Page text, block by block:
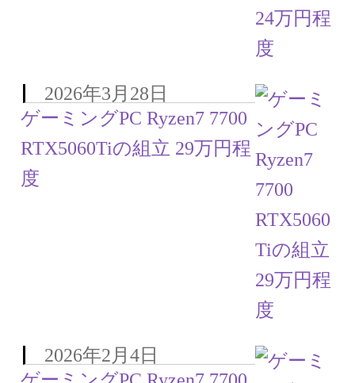
ゲーミングPC Ryzen7 7700
RTX5060Tiの組立 29万円程
度
2026年3月28日
2026年2月4日